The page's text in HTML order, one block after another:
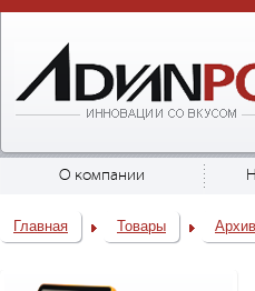
О компании
Главная Товары